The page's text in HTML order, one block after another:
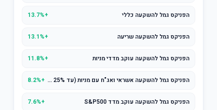
הפניקס גמל להשקעה כללי +13.7%
הפניקס גמל להשקעה שריעה +13.1%
הפניקס גמל להשקעה עוקב מדדי מניות +11.8%
הפניקס גמל להשקעה אשראי ואג"ח עם מניות (עד 25% מניות) +8.2%
הפניקס גמל להשקעה עוקב מדד S&P500 +7.6%